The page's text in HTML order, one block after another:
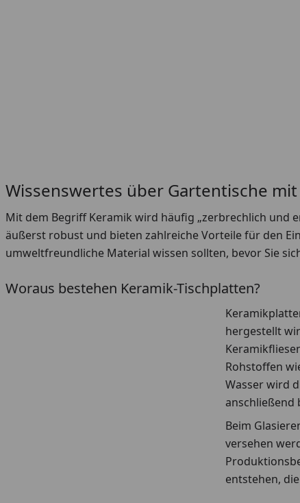
Wissenswertes über Gartentische
Mit dem Begriff Keramik wird häufig „zerbrechlich und
äußerst robust und bieten zahlreiche Vorteile für den
umweltfreundliche Material wissen sollten, bevor Sie
Woraus bestehen Keramik-Tischplatten?
hergestellt
Rohstoffen
Wasser wird
anschließend
Beim
versehen
entstehen,